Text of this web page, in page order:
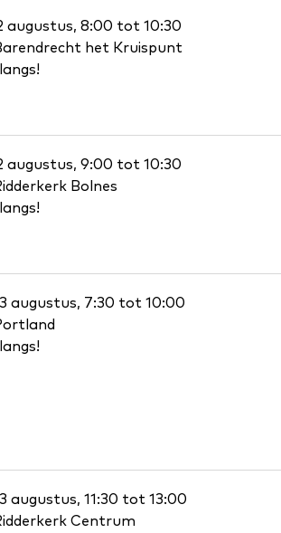
augustus, 8:00 tot 10:30
het Kruispunt
augustus, 9:00 tot 10:30
Bolnes
augustus, 7:30 tot 10:00
augustus, 11:30 tot 13:00
Centrum